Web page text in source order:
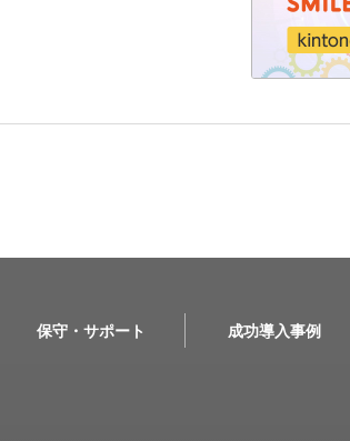
保守・サポート 成功導入事例